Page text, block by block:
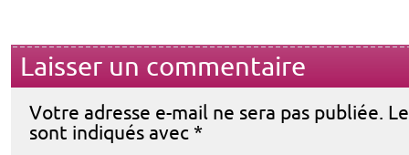
Laisser un commentaire
Votre adresse e-mail ne sera pas publiée.
sont indiqués avec *